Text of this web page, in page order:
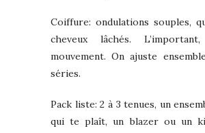
Coiffure: ondulations souples,
cheveux lâchés.
mouvement. On ajuste
séries.
Pack liste: 2 à 3 tenues, un
qui te plaît, un blazer ou un